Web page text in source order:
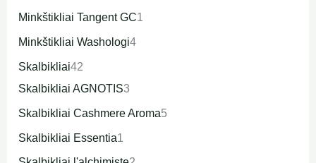
Minkštikliai Tangent GC1
Minkštikliai Washologi4
Skalbikliai42
Skalbikliai AGNOTIS3
Skalbikliai Cashmere Aroma5
Skalbikliai Essentia1